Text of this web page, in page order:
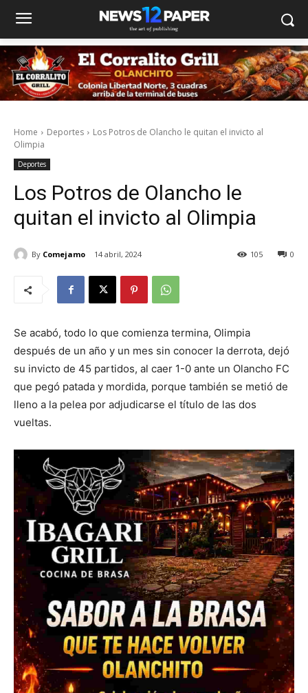
Home Deportes
Los Potros de Olancho le quitan el invicto al
Olimpia
Deportes
Los Potros de Olancho le
quitan el invicto al Olimpia
By Comejamo 14 abril, 2024 0
105
Se acabó, todo lo que comienza termina, Olimpia
después de un año y un mes sin conocer la derrota, dejó
su invicto de 45 partidos, al caer 1-0 ante un Olancho FC
que pegó patada y mordida, porque también se metió de
lleno a la pelea por adjudicarse el título de las dos
vueltas.